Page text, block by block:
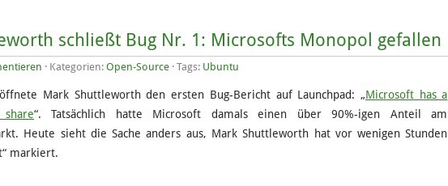
schließt Bug Nr. 1: Microsofts Monopol gefallen
· Kategorien: Open-Source · Tags: Ubuntu
Mark Shuttleworth den ersten Bug-Bericht auf Launchpad: „Microsoft has a
“. Tatsächlich hatte Microsoft damals einen über 90%-igen Anteil am
Heute sieht die Sache anders aus, Mark Shuttleworth hat vor wenigen Stunden
markiert.